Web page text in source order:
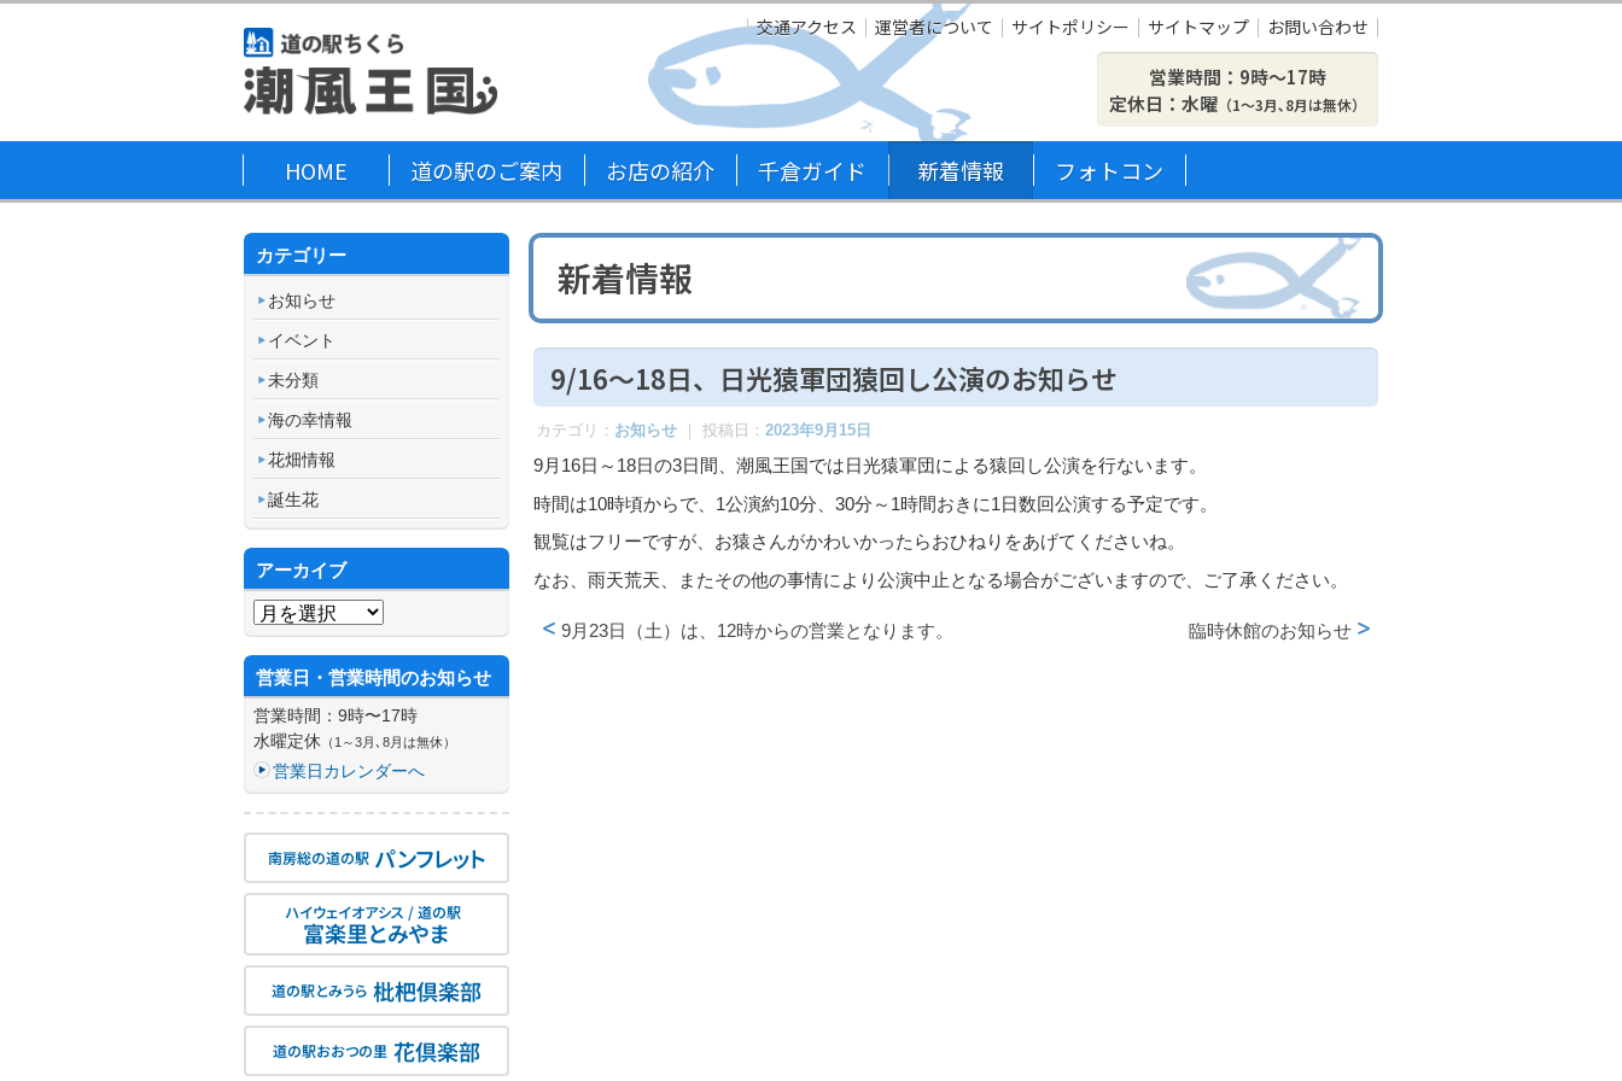
交通アクセス 運営者について サイトポリシー サイトマップ お問い合わせ
営業時間：9時〜17時
定休日：水曜 （1～3月､8月は無休）
HOME 道の駅のご案内 お店の紹介 千倉ガイド 新着情報 フォトコン
新着情報
9/16～18日、日光猿軍団猿回し公演のお知らせ
カテゴリ： お知らせ ｜ 投稿日： 2023年9月15日
9月16日～18日の3日間、潮風王国では日光猿軍団による猿回し公演を行ないます。
時間は10時頃からで、1公演約10分、30分～1時間おきに1日数回公演する予定です。
観覧はフリーですが、お猿さんがかわいかったらおひねりをあげてくださいね。
なお、雨天荒天、またその他の事情により公演中止となる場合がございますので、ご了承ください。
臨時休館のお知らせ
9月23日（土）は、12時からの営業となります。
カテゴリー
お知らせ
イベント
未分類
海の幸情報
花畑情報
誕生花
アーカイブ
アーカイブ
営業日・営業時間のお知らせ
営業時間：9時〜17時
水曜定休 （1～3月､8月は無休）
営業日カレンダーへ
南房総の道の駅 パンフレット
ハイウェイオアシス / 道の駅
富楽里とみやま
道の駅とみうら 枇杷倶楽部
道の駅おおつの里 花倶楽部